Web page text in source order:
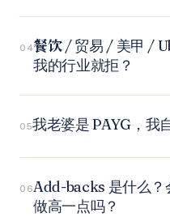
04餐饮 / 贸易 / 美甲 /
我的行业就拒？
05我老婆是 PAYG，我
06Add-backs 是什么？
做高一点吗？